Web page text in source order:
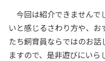
今回は紹介できませんで
いと感じるさわり方や、
たち飼育員ならではのお
ますので、是非遊びにいら